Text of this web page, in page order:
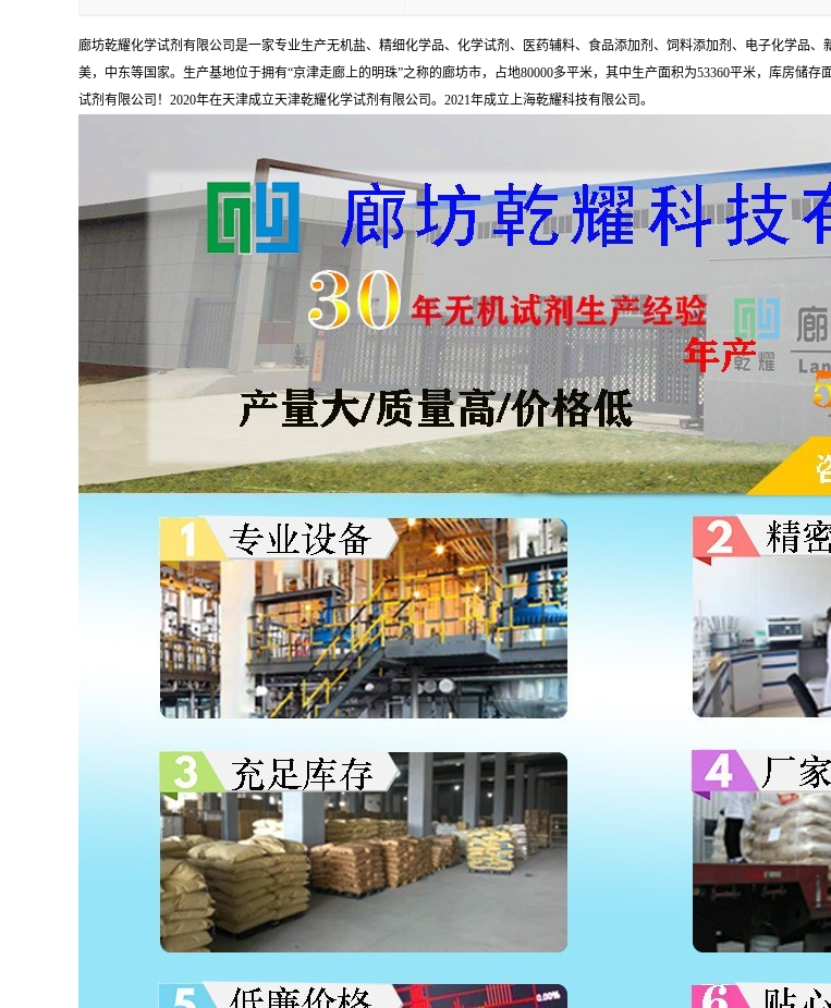
廊坊乾耀化学试剂有限公司是一家专业生产无机盐、精细化学品、化学试剂、医药辅料、食品添加剂、饲料添加剂、电子化学品
美，中东等国家。生产基地位于拥有“京津走廊上的明珠”之称的廊坊市，占地80000多平米，其中生产面积为53360平米，库房储
试剂有限公司！2020年在天津成立天津乾耀化学试剂有限公司。2021年成立上海乾耀科技有限公司。